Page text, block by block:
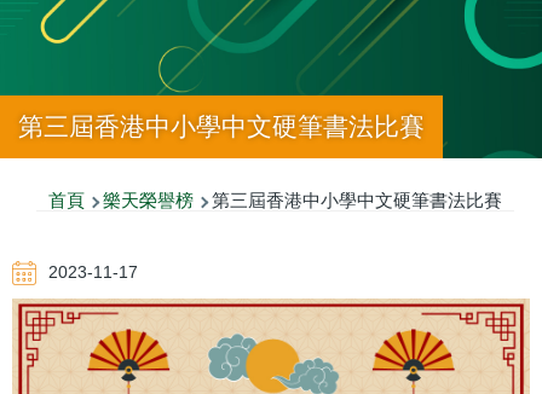
Button
第三屆香港中小學中文硬筆書法比賽
連
結
首頁 樂天榮譽榜 第三屆香港中小學中文硬筆書法比賽
2023-11-17